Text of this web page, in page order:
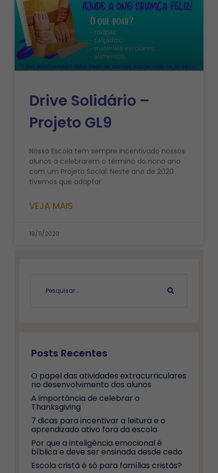
Drive Solidário –
Projeto GL9
Nossa Escola tem sempre incentivado nossos
alunos a celebrarem o término do nono ano
com um Projeto Social. Neste ano de 2020
tivemos que adaptar
VEJA MAIS
19/11/2020
Posts Recentes
O papel das atividades extracurriculares
no desenvolvimento dos alunos
A importância de celebrar o
Thanksgiving
7 dicas para incentivar a leitura e o
aprendizado ativo fora da escola
Por que a inteligência emocional é
bíblica e deve ser ensinada desde cedo
Escola cristã é só para famílias cristãs?